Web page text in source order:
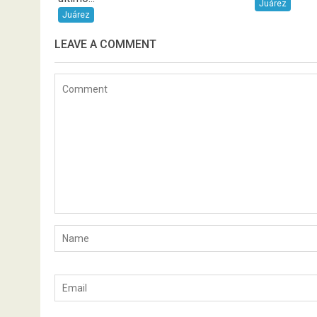
Juárez
Juárez
LEAVE A COMMENT